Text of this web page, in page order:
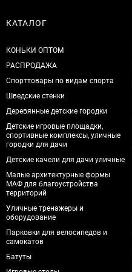
КАТАЛОГ
КОНЬКИ ОПТОМ
РАСПРОДАЖА
Спорттовары по видам спорта
Шведские стенки
Деревянные детские городки
Детские игровые площадки,
спортивные комплексы, уличные
городки для дачи
Детские качели для дачи уличные
Малые архитектурные формы
МАФ для благоустройства
территорий
Уличные тренажеры и
оборудование
Парковки для велосипедов и
самокатов
Батуты